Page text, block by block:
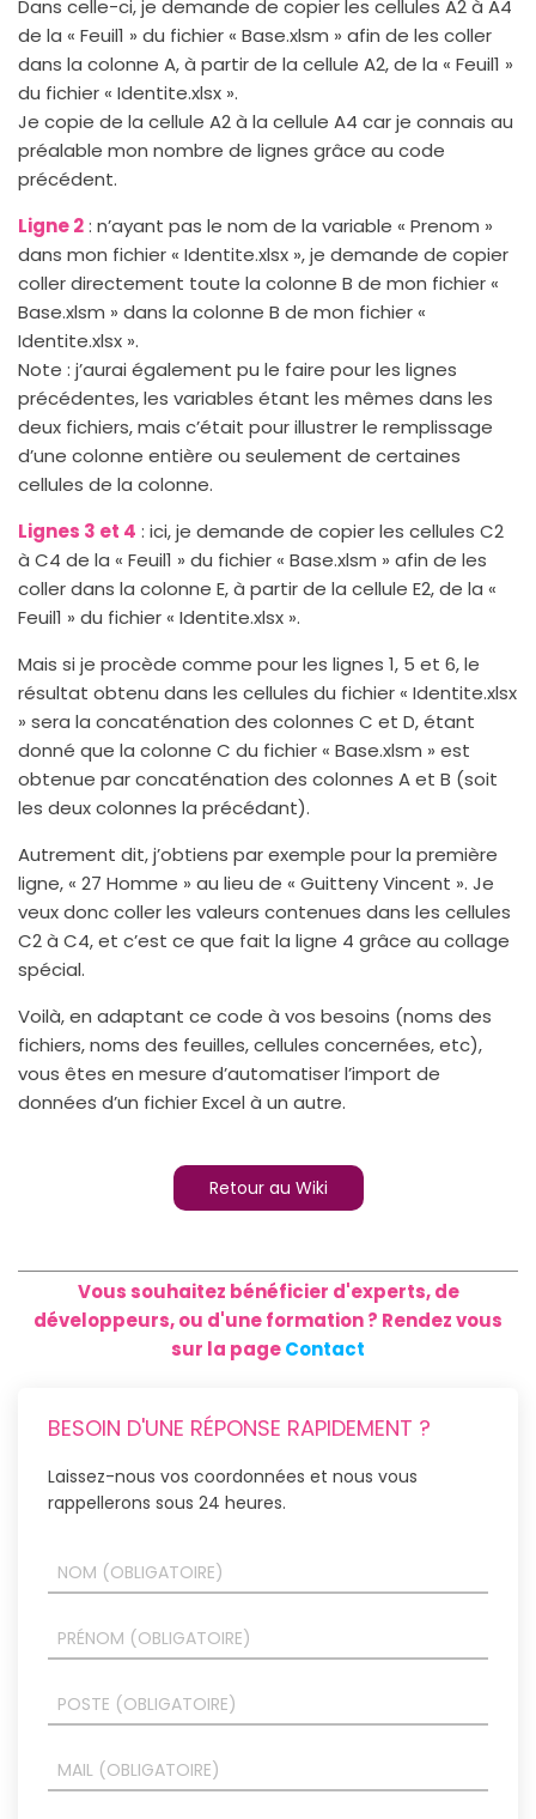
Dans celle-ci, je demande de copier les cellules A2 à A4
de la « Feuil1 » du fichier « Base.xlsm » afin de les coller
dans la colonne A, à partir de la cellule A2, de la « Feuil1 »
du fichier « Identite.xlsx ».
Je copie de la cellule A2 à la cellule A4 car je connais au
préalable mon nombre de lignes grâce au code
précédent.
Ligne 2: n’ayant pas le nom de la variable « Prenom »
dans mon fichier « Identite.xlsx », je demande de copier
coller directement toute la colonne B de mon fichier «
Base.xlsm » dans la colonne B de mon fichier «
Identite.xlsx ».
Note : j’aurai également pu le faire pour les lignes
précédentes, les variables étant les mêmes dans les
deux fichiers, mais c’était pour illustrer le remplissage
d’une colonne entière ou seulement de certaines
cellules de la colonne.
Lignes 3 et 4 : ici, je demande de copier les cellules C2
à C4 de la « Feuil1 » du fichier « Base.xlsm » afin de les
coller dans la colonne E, à partir de la cellule E2, de la «
Feuil1 » du fichier « Identite.xlsx ».
Mais si je procède comme pour les lignes 1, 5 et 6, le
résultat obtenu dans les cellules du fichier « Identite.xlsx
» sera la concaténation des colonnes C et D, étant
donné que la colonne C du fichier « Base.xlsm » est
obtenue par concaténation des colonnes A et B (soit
les deux colonnes la précédant).
Autrement dit, j’obtiens par exemple pour la première
ligne, « 27 Homme » au lieu de « Guitteny Vincent ». Je
veux donc coller les valeurs contenues dans les cellules
C2 à C4, et c’est ce que fait la ligne 4 grâce au collage
spécial.
Voilà, en adaptant ce code à vos besoins (noms des
fichiers, noms des feuilles, cellules concernées, etc),
vous êtes en mesure d’automatiser l’import de
données d’un fichier Excel à un autre.
Retour au Wiki
Vous souhaitez bénéficier d'experts, de
développeurs, ou d'une formation ? Rendez vous
sur la pageContact
BESOIN D'UNE RÉPONSE RAPIDEMENT ?
Laissez-nous vos coordonnées et nous vous
rappellerons sous 24 heures.